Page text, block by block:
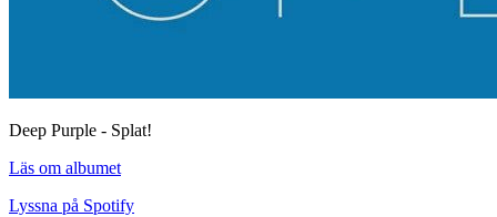
Deep Purple - Splat!
Läs om albumet
Lyssna på Spotify